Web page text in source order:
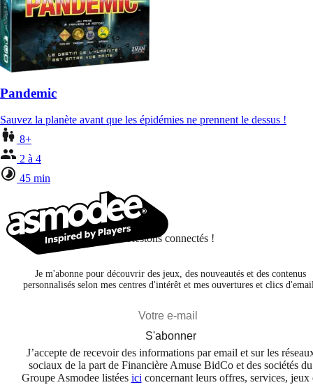
Pandemic
Sauvez la planète avant que les épidémies ne prennent le dessus !
8+
2 à 4
45 min
Restons connectés !
Je m'abonne pour découvrir des jeux, des nouveautés et des contenus
personnalisés selon mes centres d'intérêt et mes ouvertures et clics
S'abonner
J’accepte de recevoir des informations par email et sur les
sociaux de la part de Financière Amuse BidCo et des sociétés du
Groupe Asmodee listées ici concernant leurs offres, services, jeux